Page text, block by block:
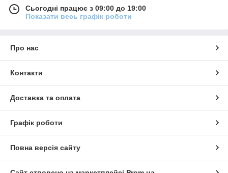
Сьогодні працює з 09:00 до 19:00
Показати весь графік роботи
Про нас
Контакти
Доставка та оплата
Графік роботи
Повна версія сайту